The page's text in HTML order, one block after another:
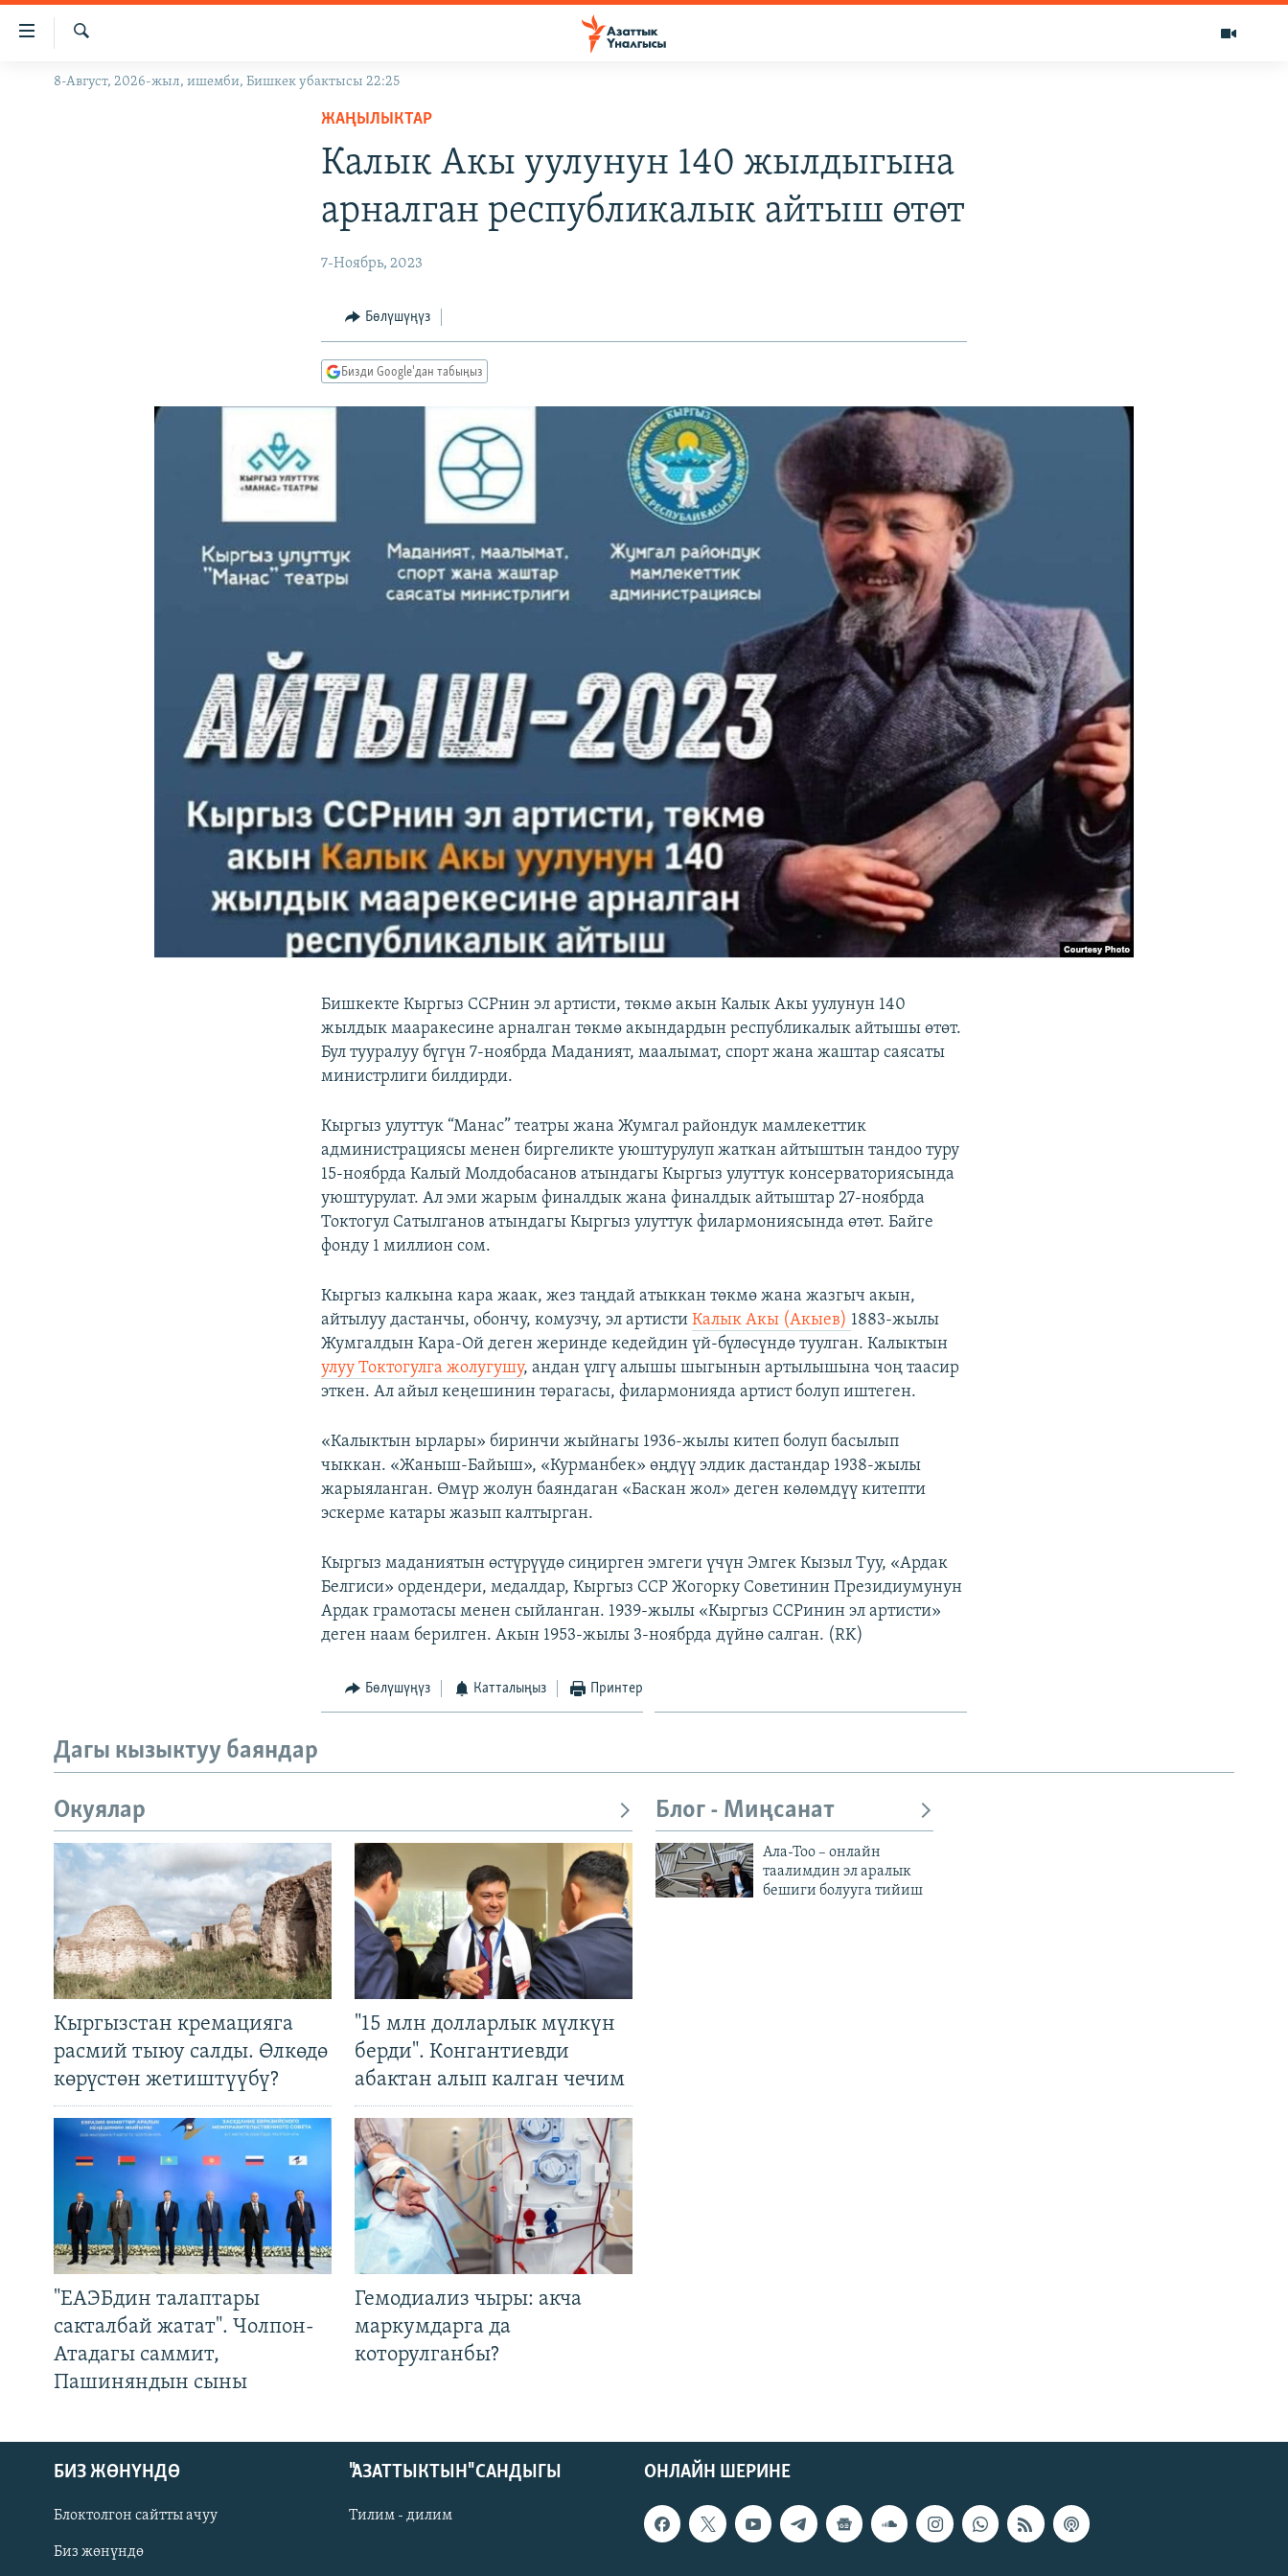
Линктер
Мазмунга
Навигацияга
ЖАҢЫЛЫКТАР
Издөө
8-Август, 2026-жыл, ишемби, Бишкек убактысы 22:25
ЖАҢЫЛЫКТАР
Калык Акы уулунун 140 жылдыгына
арналган республикалык айтыш өтөт
7-Ноябрь, 2023
Бөлүшүңүз
Бизди Google'дан табыңыз
Бишкекте Кыргыз ССРнин эл артисти, төкмө акын Калык Акы уулунун 140
жылдык мааракесине арналган төкмө акындардын республикалык айтышы өтөт.
Бул тууралуу бүгүн 7-ноябрда Маданият, маалымат, спорт жана жаштар саясаты
министрлиги билдирди.
Кыргыз улуттук “Манас” театры жана Жумгал райондук мамлекеттик
администрациясы менен биргеликте уюштурулуп жаткан айтыштын тандоо туру
15-ноябрда Калый Молдобасанов атындагы Кыргыз улуттук консерваториясында
уюштурулат. Ал эми жарым финалдык жана финалдык айтыштар 27-ноябрда
Токтогул Сатылганов атындагы Кыргыз улуттук филармониясында өтөт. Байге
фонду 1 миллион сом.
Кыргыз калкына кара жаак, жез таңдай атыккан төкмө жана жазгыч акын,
айтылуу дастанчы, обончу, комузчу, эл артистиКалык Акы (Акыев) 1883-жылы
Жумгалдын Кара-Ой деген жеринде кедейдин үй-бүлөсүндө туулган. Калыктын
улуу Токтогулга жолугушу, андан үлгү алышы шыгынын артылышына чоң таасир
эткен. Ал айыл кеңешинин төрагасы, филармонияда артист болуп иштеген.
«Калыктын ырлары» биринчи жыйнагы 1936-жылы китеп болуп басылып
чыккан. «Жаныш-Байыш», «Курманбек» өңдүү элдик дастандар 1938-жылы
жарыяланган. Өмүр жолун баяндаган «Баскан жол» деген көлөмдүү китепти
эскерме катары жазып калтырган.
Кыргыз маданиятын өстүрүүдө сиңирген эмгеги үчүн Эмгек Кызыл Туу, «Ардак
Белгиси» ордендери, медалдар, Кыргыз ССР Жогорку Советинин Президиумунун
Ардак грамотасы менен сыйланган. 1939-жылы «Кыргыз ССРинин эл артисти»
деген наам берилген. Акын 1953-жылы 3-ноябрда дүйнө салган. (RK)
Бөлүшүңүз Катталыңыз Принтер
Дагы кызыктуу баяндар
Окуялар
Кыргызстан кремацияга
расмий тыюу салды. Өлкөдө
көрүстөн жетиштүүбү?
"15 млн долларлык мүлкүн
берди". Конгантиевди
абактан алып калган чечим
"ЕАЭБдин талаптары
сакталбай жатат". Чолпон-
Атадагы саммит,
Пашиняндын сыны
Гемодиализ чыры: акча
маркумдарга да
которулганбы?
Блог - Миңсанат
Ала-Тоо – онлайн
таалимдин эл аралык
бешиги болууга тийиш
ОНЛАЙН ШЕРИНЕ
БИЗ ЖӨНҮНДӨ
Блоктолгон сайтты ачуу
Биз жөнүндө
"АЗАТТЫКТЫН" САНДЫГЫ
Тилим - дилим